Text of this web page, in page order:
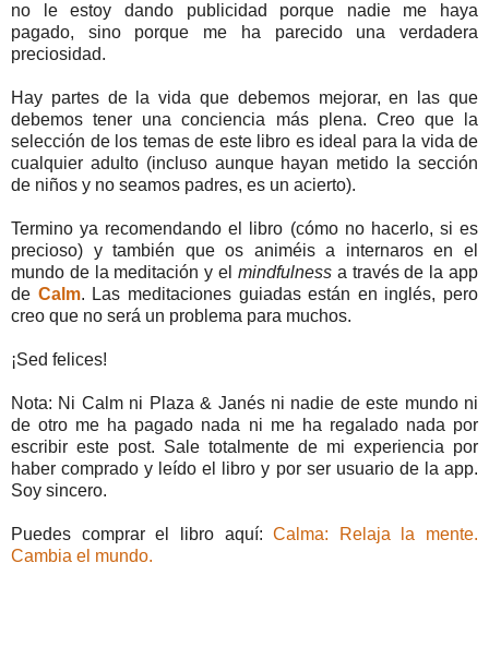
no le estoy dando publicidad porque nadie me haya
pagado, sino porque me ha parecido una verdadera
preciosidad.
Hay partes de la vida que debemos mejorar, en las que
debemos tener una conciencia más plena. Creo que la
selección de los temas de este libro es ideal para la vida de
cualquier adulto (incluso aunque hayan metido la sección
de niños y no seamos padres, es un acierto).
Termino ya recomendando el libro (cómo no hacerlo, si es
precioso) y también que os animéis a internaros en el
mundo de la meditación y el mindfulnessa través de la app
de Calm. Las meditaciones guiadas están en inglés, pero
creo que no será un problema para muchos.
¡Sed felices!
Nota: Ni Calm ni Plaza & Janés ni nadie de este mundo ni
de otro me ha pagado nada ni me ha regalado nada por
escribir este post. Sale totalmente de mi experiencia por
haber comprado y leído el libro y por ser usuario de la app.
Soy sincero.
Puedes comprar el libro aquí:Calma: Relaja la mente.
Cambia el mundo.